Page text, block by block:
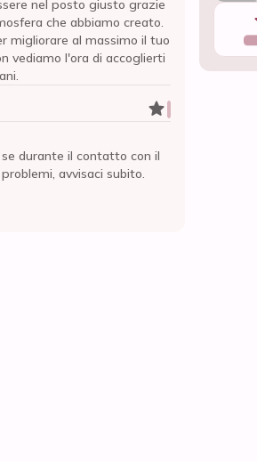
nel posto giusto grazie
che abbiamo creato.
migliorare al massimo il tuo
vediamo l'ora di accoglierti
durante il contatto con il
avvisaci subito.